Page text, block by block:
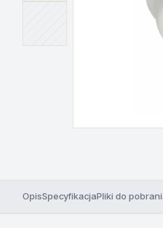
OpisSpecyfikacjaPliki do